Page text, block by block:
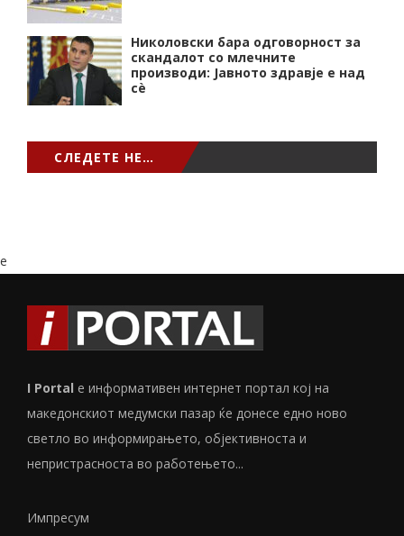
Николовски бара одговорност за
скандалот со млечните
производи: Јавното здравје е над
сѐ
СЛЕДЕТЕ НЕ…
e
I Portal е информативен интернет портал кој на
македонскиот медумски пазар ќе донесе едно ново
светло во информирањето, објективноста и
непристрасноста во работењето...
Импресум